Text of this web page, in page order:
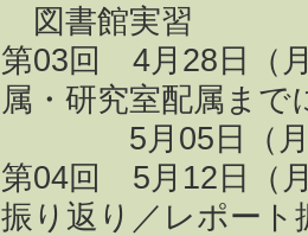
図書館実習
第03回 4月28日（
属・研究室配属まで
5月05日（月
第04回 5月12日（
振り返り／レポート